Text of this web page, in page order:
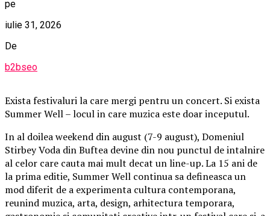
pe
iulie 31, 2026
De
b2bseo
Exista festivaluri la care mergi pentru un concert. Si exista
Summer Well – locul in care muzica este doar inceputul.
In al doilea weekend din august (7-9 august), Domeniul
Stirbey Voda din Buftea devine din nou punctul de intalnire
al celor care cauta mai mult decat un line-up. La 15 ani de
la prima editie, Summer Well continua sa defineasca un
mod diferit de a experimenta cultura contemporana,
reunind muzica, arta, design, arhitectura temporara,